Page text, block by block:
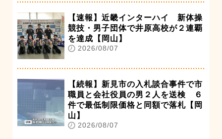
【速報】近畿インターハイ 新体操
競技・男子団体で井原高校が２連覇
を達成【岡山】
2026/08/07
【続報】新見市の入札談合事件で市
職員と会社役員の男２人を送検 ６
件で最低制限価格と同額で落札【岡
山】
2026/08/07